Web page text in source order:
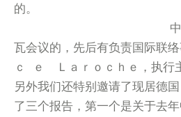
的
中国人权今
瓦会议的，先后有负责国际联
ｃ ｅ Ｌａｒｏｃｈｅ，执行
另外我们还特别邀请了现居德
了三个报告，第一个是关于去